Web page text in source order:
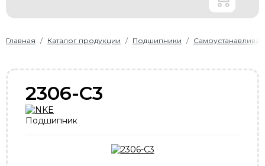
+7 (831) 215-14-27
order@podshipnik-nn.ru
Главная Каталог продукции Подшипники
2306-C3
Подшипник